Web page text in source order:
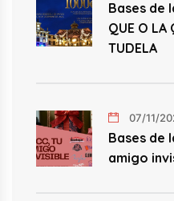
Bases de
QUE O LA
TUDELA
07/11/
Bases de
amigo